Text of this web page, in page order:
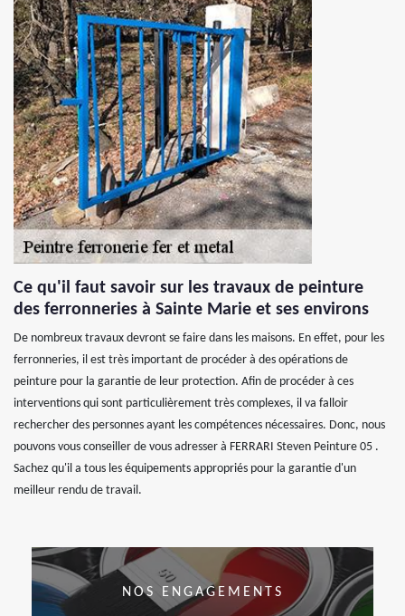
Ce qu'il faut savoir sur les travaux de peinture
des ferronneries à Sainte Marie et ses environs
De nombreux travaux devront se faire dans les maisons. En effet, pour les
ferronneries, il est très important de procéder à des opérations de
peinture pour la garantie de leur protection. Afin de procéder à ces
interventions qui sont particulièrement très complexes, il va falloir
rechercher des personnes ayant les compétences nécessaires. Donc, nous
pouvons vous conseiller de vous adresser à FERRARI Steven Peinture 05 .
Sachez qu'il a tous les équipements appropriés pour la garantie d'un
meilleur rendu de travail.
NOS ENGAGEMENTS